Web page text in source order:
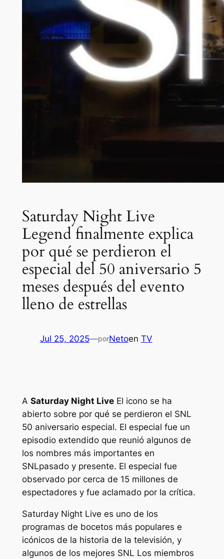
Saturday Night Live
Legend finalmente explica
por qué se perdieron el
especial del 50 aniversario 5
meses después del evento
lleno de estrellas
Jul 25, 2025—porNetoen TV
A Saturday Night LiveEl icono se ha
abierto sobre por qué se perdieron el SNL
50 aniversario especial. El especial fue un
episodio extendido que reunió algunos de
los nombres más importantes en
SNLpasado y presente. El especial fue
observado por cerca de 15 millones de
espectadores y fue aclamado por la crítica.
Saturday Night Live es uno de los
programas de bocetos más populares e
icónicos de la historia de la televisión, y
algunos de los mejores SNL Los miembros